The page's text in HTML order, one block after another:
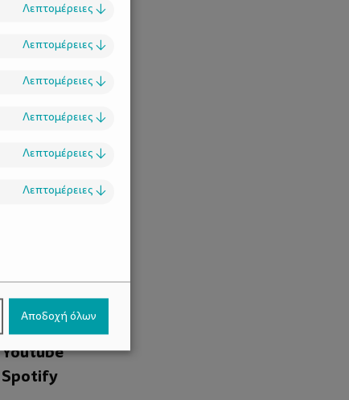
Facebook
Instagram
Youtube
Spotify
Λεπτομέρειες ↓
Λεπτομέρειες ↓
Λεπτομέρειες ↓
Λεπτομέρειες ↓
Λεπτομέρειες ↓
Λεπτομέρειες ↓
Αποδοχή όλων